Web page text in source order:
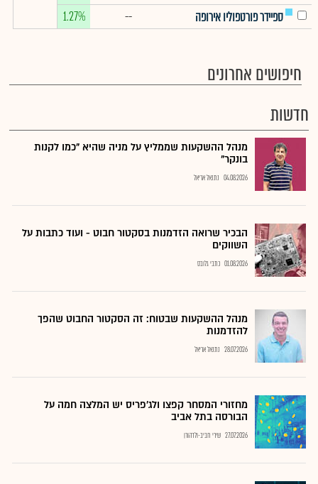
ספיידר פורטפוליו אירופה
--
1.27%
חיפושים אחרונים
חדשות
מנהל ההשקעות שממליץ על מניה שהיא "כמו לקנות
בונקר"
04.08.2026 נתנאל אריאל
הבכיר שרואה הזדמנות בסקטור חבוט - ועוד כתבות על
השווקים
01.08.2026 כתבי גלובס
מנהל ההשקעות שבטוח: זה הסקטור החבוט שהפך
להזדמנות
28.07.2026 נתנאל אריאל
מחזורי המסחר קפצו ולג'פריס יש המלצה חמה על
הבורסה בתל אביב
27.07.2026 שירי חביב-ולדהורן